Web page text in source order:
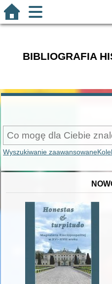
BIBLIOGRAFIA
Wyszukiwanie zaawansowane